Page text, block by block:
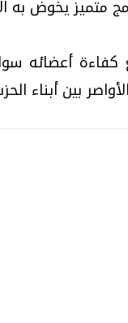
متميز يخوض به
أعضائه
بين أبناء